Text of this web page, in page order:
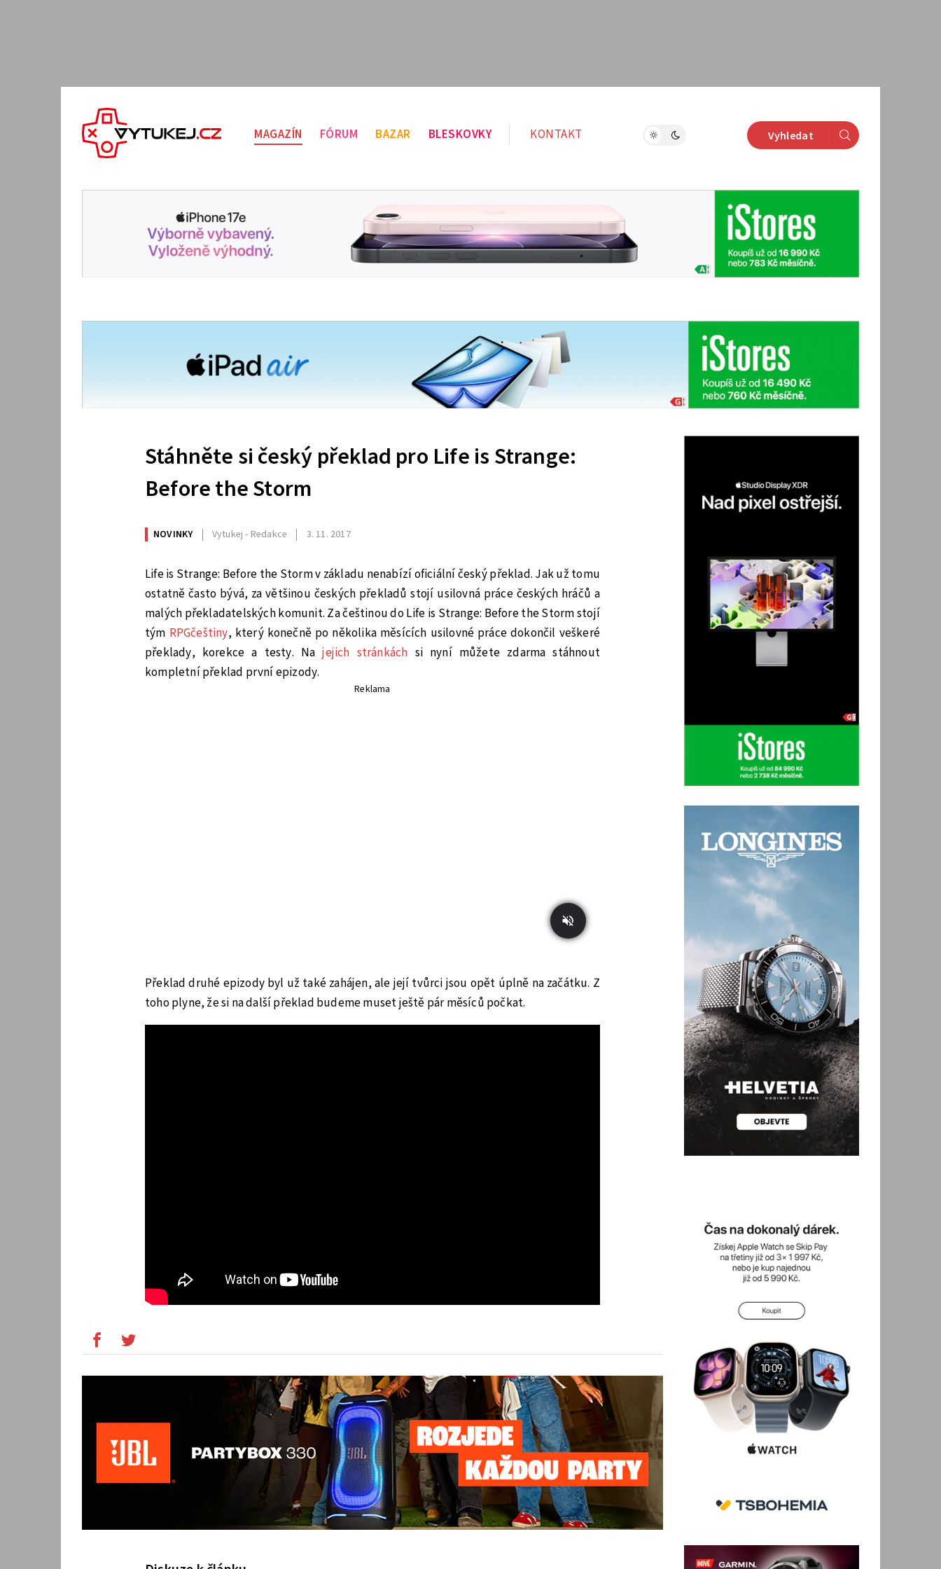
MAGAZÍN FÓRUM BAZAR BLESKOVKY KONTAKT Vyhledat
Stáhněte si český překlad pro Life is Strange:
Before the Storm
NOVINKY Vytukej - Redakce 3. 11. 2017
Life is Strange: Before the Storm v základu nenabízí oficiální český překlad. Jak už tomu
ostatně často bývá, za většinou českých překladů stojí usilovná práce českých hráčů a
malých překladatelských komunit. Za češtinou do Life is Strange: Before the Storm stojí
tým RPGčeštiny, který konečně po několika měsících usilovné práce dokončil veškeré
překlady, korekce a testy. Najejich stránkách si nyní můžete zdarma stáhnout
kompletní překlad první epizody.
Reklama
Překlad druhé epizody byl už také zahájen, ale její tvůrci jsou opět úplně na začátku. Z
toho plyne, že si na další překlad budeme muset ještě pár měsíců počkat.